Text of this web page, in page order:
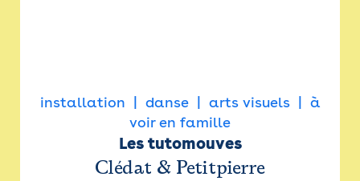
installation danse arts visuels
à
voir en famille
Les tutomouves
Clédat & Petitpierre